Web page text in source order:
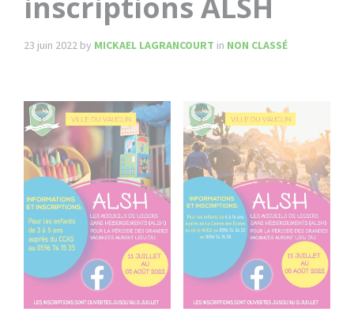
23 juin 2022 by MICKAEL LAGRANCOURT in NON CLASSÉ